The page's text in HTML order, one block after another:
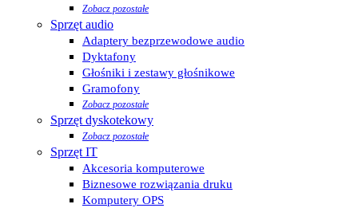
Zobacz pozostałe
Sprzęt audio
Adaptery bezprzewodowe audio
Dyktafony
Głośniki i zestawy głośnikowe
Gramofony
Zobacz pozostałe
Sprzęt dyskotekowy
Zobacz pozostałe
Sprzęt IT
Akcesoria komputerowe
Biznesowe rozwiązania druku
Komputery OPS